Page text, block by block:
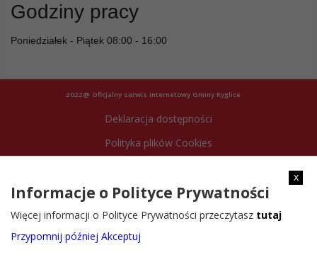
Godziny pracy
Poniedziałek - Piątek 08:00 - 16:00
2022@ Oficjalny serwis internetowy Gminy Ryglice
Deklaracja dostępności
Polityka plików Cookies
x
Informacje o Polityce Prywatności
Więcej informacji o Polityce Prywatności przeczytasz tutaj
Przypomnij później Akceptuj